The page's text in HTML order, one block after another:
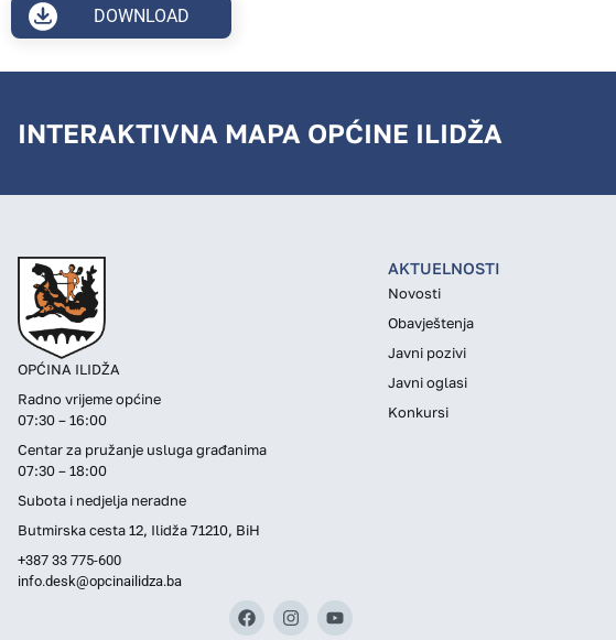
DOWNLOAD
INTERAKTIVNA MAPA OPĆINE ILIDŽA
OPĆINA ILIDŽA
Radno vrijeme općine
07:30 – 16:00
Centar za pružanje usluga građanima
07:30 – 18:00
Subota i nedjelja neradne
Butmirska cesta 12, Ilidža 71210, BiH
+387 33 775-600
info.desk@opcinailidza.ba
AKTUELNOSTI
Novosti
Obavještenja
Javni pozivi
Javni oglasi
Konkursi